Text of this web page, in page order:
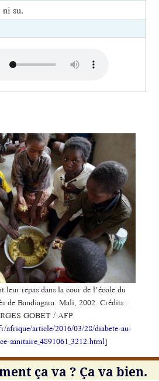
su.
leur repas dans la cour de l’école du
de Bandiagara. Mali, 2002. Crédits :
GOBET / AFP
afrique/article/2016/03/28/diabete-au-
sanitaire_4891061_3212.html]
ça va ? Ça va bien.